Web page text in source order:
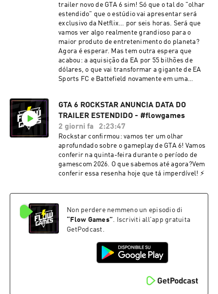
trailer novo de GTA 6 sim! Só que o tal do "olhar
estendido" que o estúdio vai apresentar será
exclusivo da Netflix… por seis horas. Será que
vamos ver algo realmente grandioso para o
maior produto de entretenimento do planeta?
Agora é esperar. Mas tem outra espera que
acabou: a aquisição da EA por 55 bilhões de
dólares, o que vai transformar a gigante de EA
Sports FC e Battefield novamente em uma
GTA 6 ROCKSTAR ANUNCIA DATA DO
TRAILER ESTENDIDO - #flowgames
2 giorni fa
2:23:47
Rockstar confirmou: vamos ter um olhar
aprofundado sobre o gameplay de GTA 6! Vamos
conferir na quinta-feira durante o período de
gamescom 2026. O que sabemos até agora?Vem
conferir essa resenha hoje que tá imperdível! ⚡
Non perdere nemmeno un episodio di
“ Flow Games”. Iscriviti all'app gratuita
GetPodcast.